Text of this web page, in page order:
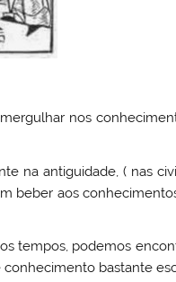
nos
na antiguidade, ( nas
beber aos
tempos, podemos
bastante